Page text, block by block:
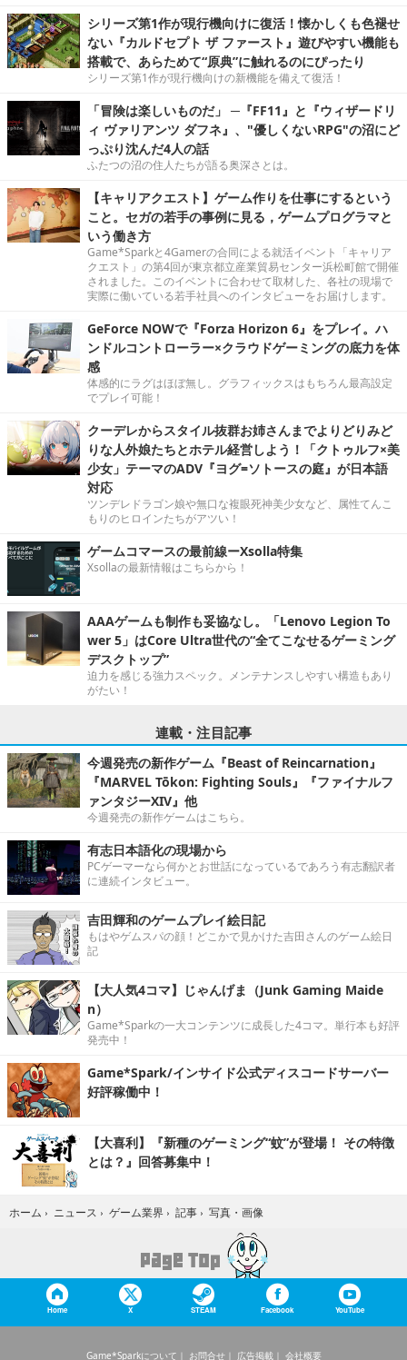
シリーズ第1作が現行機向けに復活！懐かしくも色褪せ
ない『カルドセプト ザ ファースト』遊びやすい機能も
搭載で、あらためて“原典”に触れるのにぴったり
シリーズ第1作が現行機向けの新機能を備えて復活！
「冒険は楽しいものだ」 ─『FF11』と『ウィザードリ
ィ ヴァリアンツ ダフネ』、"優しくないRPG"の沼にど
っぷり沈んだ4人の話
ふたつの沼の住人たちが語る奥深さとは。
【キャリアクエスト】ゲーム作りを仕事にするという
こと。セガの若手の事例に見る，ゲームプログラマと
いう働き方
Game*Sparkと4Gamerの合同による就活イベント「キャリア
クエスト」の第4回が東京都立産業貿易センター浜松町館で開催
されました。このイベントに合わせて取材した、各社の現場で
実際に働いている若手社員へのインタビューをお届けします。
GeForce NOWで『Forza Horizon 6』をプレイ。ハ
ンドルコントローラー×クラウドゲーミングの底力を体
感
体感的にラグはほぼ無し。グラフィックスはもちろん最高設定
でプレイ可能！
クーデレからスタイル抜群お姉さんまでよりどりみど
りな人外娘たちとホテル経営しよう！「クトゥルフ×美
少女」テーマのADV『ヨグ=ソトースの庭』が日本語
対応
ツンデレドラゴン娘や無口な複眼死神美少女など、属性てんこ
もりのヒロインたちがアツい！
ゲームコマースの最前線ーXsolla特集
Xsollaの最新情報はこちらから！
AAAゲームも制作も妥協なし。「Lenovo Legion To
wer 5」はCore Ultra世代の“全てこなせるゲーミング
デスクトップ”
迫力を感じる強力スペック。メンテナンスしやすい構造もあり
がたい！
連載・注目記事
今週発売の新作ゲーム『Beast of Reincarnation』
『MARVEL Tōkon: Fighting Souls』『ファイナルフ
ァンタジーXIV』他
今週発売の新作ゲームはこちら。
有志日本語化の現場から
PCゲーマーなら何かとお世話になっているであろう有志翻訳者
に連続インタビュー。
吉田輝和のゲームプレイ絵日記
もはやゲムスパの顔！どこかで見かけた吉田さんのゲーム絵日
記
【大人気4コマ】じゃんげま（Junk Gaming Maide
n）
Game*Sparkの一大コンテンツに成長した4コマ。単行本も好評
発売中！
Game*Spark/インサイド公式ディスコードサーバー
好評稼働中！
【大喜利】『新種のゲーミング“蚊”が登場！ その特徴
とは？』回答募集中！
ホーム › ニュース › ゲーム業界 › 記事 › 写真・画像
Home X STEAM Facebook YouTube
Game*Sparkについて お問合せ 広告掲載 会社概要